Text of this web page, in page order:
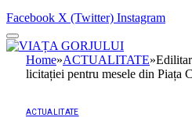
Facebook X (Twitter) Instagram
Home»ACTUALITATE»
licitației pentru mesele din Piața
ACTUALITATE